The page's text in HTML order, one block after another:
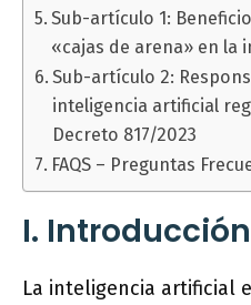
Sub-artículo 1:
«cajas de arena» en la
Sub-artículo 2:
inteligencia artificial
Decreto 817/2023
FAQS – Preguntas
I. Introducción
La inteligencia artificial